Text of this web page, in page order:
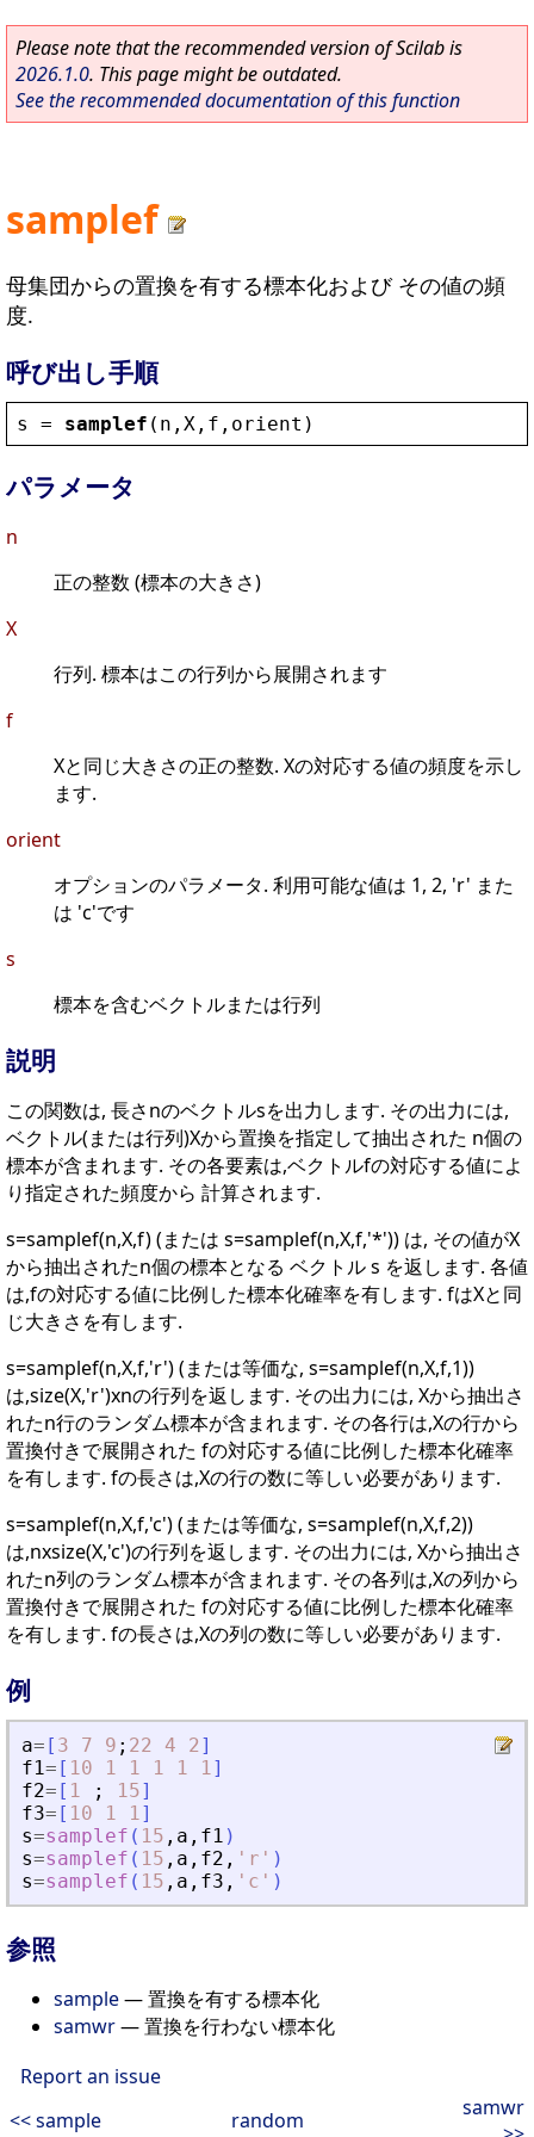
Please note that the recommended version of Scilab is
2026.1.0. This page might be outdated.
See the recommended documentation of this function
samplef
母集団からの置換を有する標本化および その値の頻
度.
呼び出し手順
s = samplef ( n , X , f , orient )
パラメータ
n
正の整数 (標本の大きさ)
X
行列. 標本はこの行列から展開されます
f
Xと同じ大きさの正の整数. Xの対応する値の頻度を示し
ます.
orient
オプションのパラメータ. 利用可能な値は 1, 2, 'r' また
は 'c'です
s
標本を含むベクトルまたは行列
説明
この関数は, 長さnのベクトルsを出力します. その出力には,
ベクトル(または行列)Xから置換を指定して抽出された n個の
標本が含まれます. その各要素は,ベクトルfの対応する値によ
り指定された頻度から 計算されます.
s=samplef(n,X,f) (または s=samplef(n,X,f,'*')) は, その値がX
から抽出されたn個の標本となる ベクトル s を返します. 各値
は,fの対応する値に比例した標本化確率を有します. fはXと同
じ大きさを有します.
s=samplef(n,X,f,'r') (または等価な, s=samplef(n,X,f,1))
は,size(X,'r')xnの行列を返します. その出力には, Xから抽出さ
れたn行のランダム標本が含まれます. その各行は,Xの行から
置換付きで展開された fの対応する値に比例した標本化確率
を有します. fの長さは,Xの行の数に等しい必要があります.
s=samplef(n,X,f,'c') (または等価な, s=samplef(n,X,f,2))
は,nxsize(X,'c')の行列を返します. その出力には, Xから抽出さ
れたn列のランダム標本が含まれます. その各列は,Xの列から
置換付きで展開された fの対応する値に比例した標本化確率
を有します. fの長さは,Xの列の数に等しい必要があります.
例
a= [ 3 7 9 ; 22 4 2]
f1= [ 10 1 1 1 1 1]
f2= [ 1 ; 15]
f3= [ 10 1 1]
s=samplef ( 15 , a , f1 )
s=samplef ( 15 , a , f2 , ' r ' )
s=samplef ( 15 , a , f3 , ' c ' )
参照
sample— 置換を有する標本化
samwr— 置換を行わない標本化
Report an issue
<< sample
random
samwr